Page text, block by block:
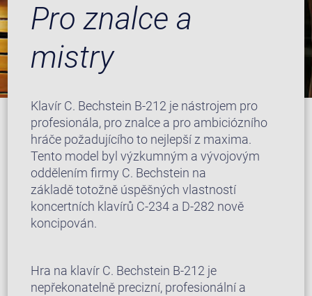
Pro znalce a
mistry
Klavír C. Bechstein B-212 je nástrojem pro
profesionála, pro znalce a pro ambiciózního
hráče požadujícího to nejlepší z maxima.
Tento model byl výzkumným a vývojovým
oddělením firmy C. Bechstein na
základě totožně úspěšných vlastností
koncertních klavírů C-234 a D-282 nově
koncipován.
Hra na klavír C. Bechstein B-212 je
nepřekonatelně precizní, profesionální a